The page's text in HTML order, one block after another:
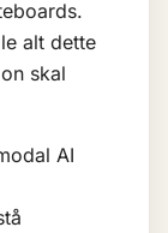
alt dette
skal
AI